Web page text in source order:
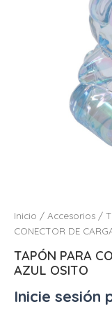
Inicio / Accesorios /
CONECTOR DE
TAPÓN PARA
AZUL OSITO
Inicie sesión